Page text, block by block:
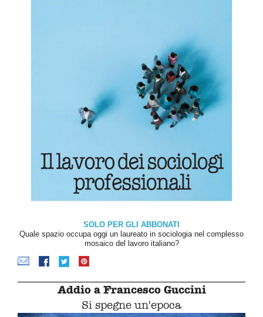
SOLO PER GLI ABBONATI
Quale spazio occupa oggi un laureato in sociologia nel complesso
mosaico del lavoro italiano?
Addio a Francesco Guccini
Si spegne un'epoca